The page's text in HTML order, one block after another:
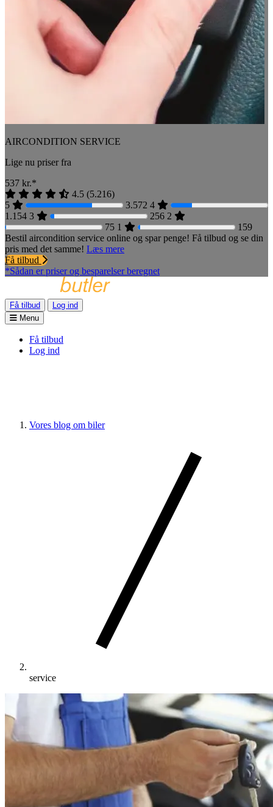
AIRCONDITION SERVICE
Lige nu priser fra
537 kr.*
4.5 (5.216)
5
3.572 4
1.154 3 256 2
75 1
159
Bestil aircondition service online og spar penge! Få tilbud og se din
pris med det samme! Læs mere
Få tilbud
*Sådan er priser og besparelser beregnet
Få tilbud
Log ind
Menu
Få tilbud
Log ind
Vores blog om biler
service